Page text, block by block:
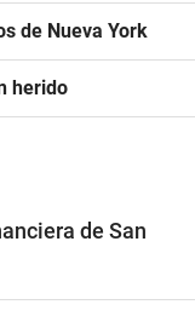
de Nueva York
herido
de San